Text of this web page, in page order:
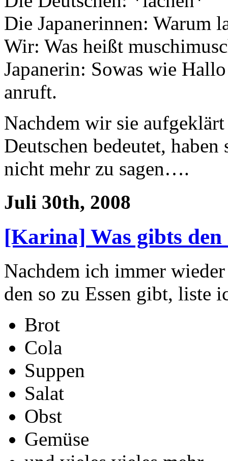
Die Japanerinnen: Warum
Wir: Was heißt
Japanerin: Sowas wie
anruft.
Nachdem wir sie
Deutschen bedeutet, haben
nicht mehr zu sagen….
Juli 30th, 2008
[Karina] Was gibts den
Nachdem ich immer
den so zu Essen gibt, liste
Brot
Cola
Suppen
Salat
Obst
Gemüse